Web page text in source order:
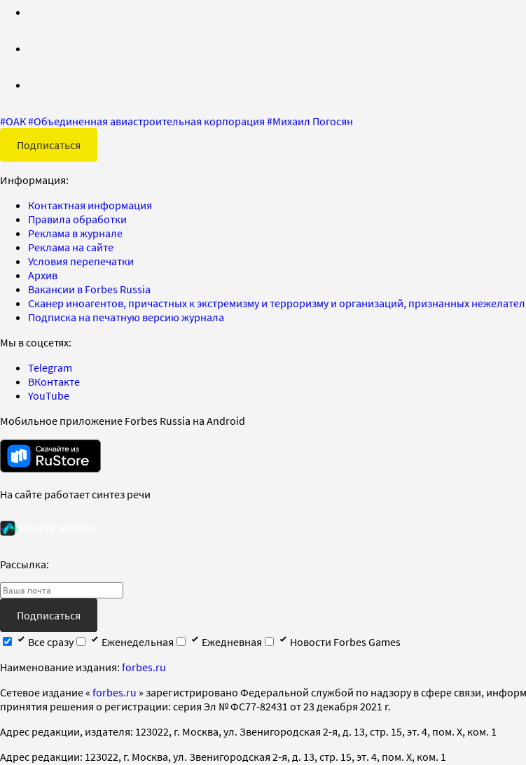
#ОАК#Объединенная авиастроительная корпорация #Михаил Погосян
Подписаться
Информация:
Контактная информация
Правила обработки
Реклама в журнале
Реклама на сайте
Условия перепечатки
Архив
Вакансии в Forbes Russia
Сканер иноагентов, причастных к экстремизму и терроризму и организаций, признанных
Подписка на печатную версию журнала
Мы в соцсетях:
Telegram
ВКонтакте
YouTube
Мобильное приложение Forbes Russia на Android
На сайте работает синтез речи
Рассылка:
Подписаться
Все сразу
Еженедельная Ежедневная
Новости Forbes Games
Наименование издания: forbes.ru
Cетевое издание « forbes.ru » зарегистрировано Федеральной службой по надзору в сфере связи,
принятия решения о регистрации: серия Эл № ФС77-82431 от 23 декабря 2021 г.
Адрес редакции, издателя: 123022, г. Москва, ул. Звенигородская 2-я, д. 13, стр. 15, эт. 4, пом. X, ком. 1
Адрес редакции: 123022, г. Москва, ул. Звенигородская 2-я, д. 13, стр. 15, эт. 4, пом. X, ком. 1